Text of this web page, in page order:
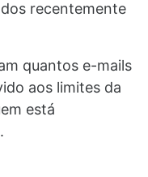
recentemente
quantos e-mails
aos limites da
está